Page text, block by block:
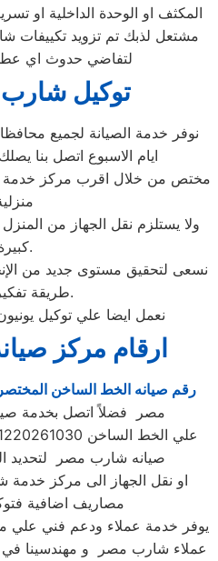
المكثف او الوحدة الداخلية او
مشتعل لذبك تم تزويد تكييفات
لتفاضي حدوث اي
توكيل
نوفر خدمة الصيانة لجميع
ايام الاسبوع اتصل بنا
مختص من خلال اقرب مركز خدمة
ولا يستلزم نقل الجهاز من
كبيرة.
نسعى لتحقيق مستوى جديد من
طريقة تفكيرنا دائمًا.
نعمل ايضا علي توكيل
ارقام مركز
رقم صيانه الخط الساخن المختصر
مصر فضلاً اتصل بخدمة
صيانه شارب مصر لتحديد
او نقل الجهاز الى مركز
مصاريف اضافية
يوفر خدمة عملاء ودعم فني علي
عملاء شارب مصر و مهندسينا